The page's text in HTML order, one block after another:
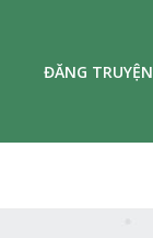
ĐĂNG TRUYỆN